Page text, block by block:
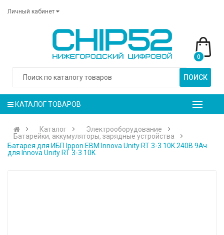
Личный кабинет
ПОИСК
0
КАТАЛОГ ТОВАРОВ
Каталог
Электрооборудование
Батарейки, аккумуляторы, зарядные устройства
Батарея для ИБП Ippon EBM Innova Unity RT 3-3 10K 240В 9Ач
для Innova Unity RT 3-3 10K